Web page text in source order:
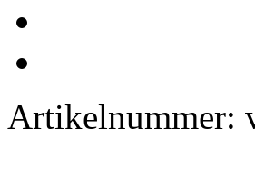
Artikelnummer: